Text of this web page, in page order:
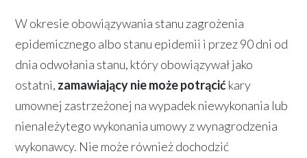
W okresie obowiązywania stanu zagrożenia
epidemicznego albo stanu epidemii i przez 90 dni od
dnia odwołania stanu, który obowiązywał jako
ostatni, zamawiający nie może potrącićkary
umownej zastrzeżonej na wypadek niewykonania lub
nienależytego wykonania umowy z wynagrodzenia
wykonawcy. Nie może również dochodzić